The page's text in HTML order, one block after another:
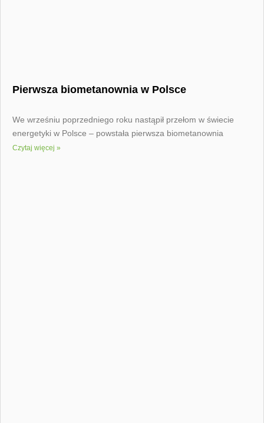
Pierwsza biometanownia w Polsce
We wrześniu poprzedniego roku nastąpił przełom w świecie
energetyki w Polsce – powstała pierwsza biometanownia
Czytaj więcej »